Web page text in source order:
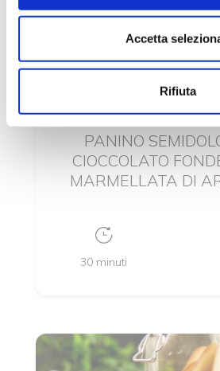
Accetta
Rifiuta
PANINO
CIOCCOLATO
MARMELLATA DI
30 minuti